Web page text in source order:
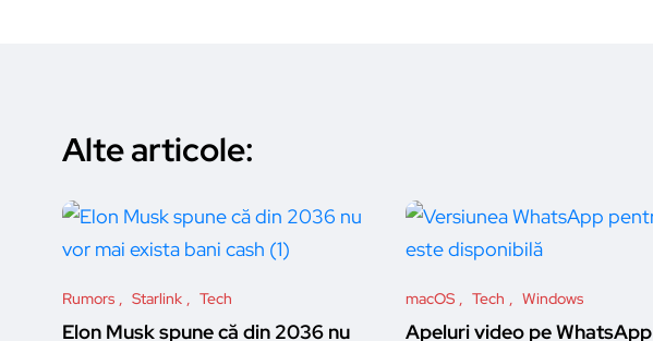
Alte articole:
Rumors Starlink Tech
Elon Musk spune că din 2036 nu
macOS Tech Windows
Apeluri video pe WhatsApp